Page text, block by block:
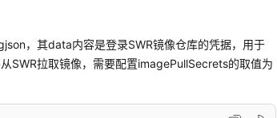
，其data内容是登录SWR镜像仓库的凭据，用于
SWR拉取镜像，需要配置imagePullSecrets的取值为